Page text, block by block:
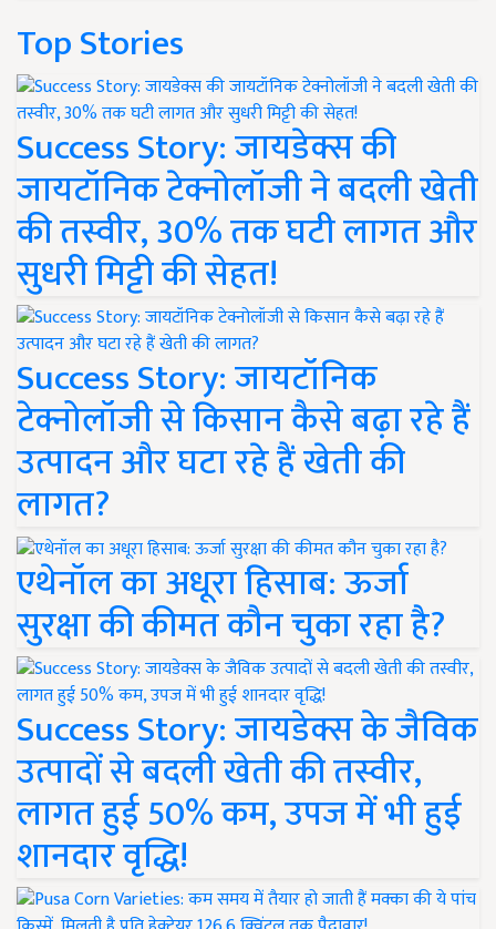
Top Stories
Success Story: जायडेक्स की
जायटॉनिक टेक्नोलॉजी ने बदली खेती
की तस्वीर, 30% तक घटी लागत और
सुधरी मिट्टी की सेहत!
Success Story: जायटॉनिक
टेक्नोलॉजी से किसान कैसे बढ़ा रहे हैं
उत्पादन और घटा रहे हैं खेती की
लागत?
एथेनॉल का अधूरा हिसाब: ऊर्जा
सुरक्षा की कीमत कौन चुका रहा है?
Success Story: जायडेक्स के जैविक
उत्पादों से बदली खेती की तस्वीर,
लागत हुई 50% कम, उपज में भी हुई
शानदार वृद्धि!